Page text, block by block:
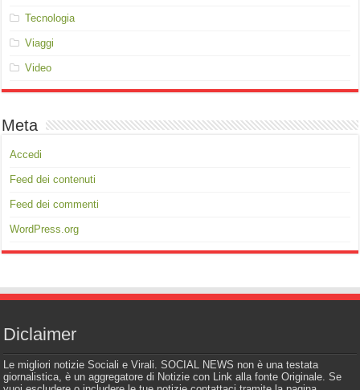
Tecnologia
Viaggi
Video
Meta
Accedi
Feed dei contenuti
Feed dei commenti
WordPress.org
Diclaimer
Le migliori notizie Sociali e Virali. SOCIAL NEWS non è una testata
giornalistica, è un aggregatore di Notizie con Link alla fonte Originale. Se